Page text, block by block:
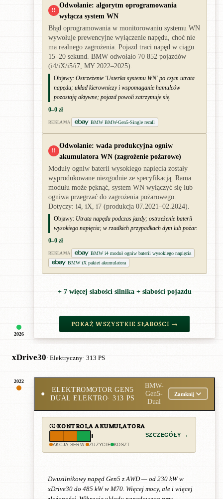
2026
!!
Odwołanie: algorytm oprogramowania
wyłącza system WN
Błąd oprogramowania w monitorowaniu systemu WN
wywołuje prewencyjne wyłączenie napędu, choć nie
ma realnego zagrożenia. Pojazd traci napęd w ciągu
15–20 sekund. BMW odwołało 70 852 pojazdów
(i4/iX/i5/i7, MY 2022–2025).
Objawy: Ostrzeżenie 'Usterka systemu WN' po czym utrata
napędu; układ kierowniczy i wspomaganie hamulców
pozostają aktywne; pojazd powoli zatrzymuje się.
0–0 zł
REKLAMA BMW BMW-Gen5-Single recall
!!
Odwołanie: wada produkcyjna ogniw
akumulatora WN (zagrożenie pożarowe)
Moduły ogniw baterii wysokiego napięcia zostały
wyprodukowane niezgodnie ze specyfikacją. Rama
modułu może pęknąć, system WN wyłączyć się lub
ogniwa przegrzać do zagrożenia pożarowego.
Dotyczy: i4, iX, i7 (produkcja 07.2021–02.2024).
Objawy: Utrata napędu podczas jazdy; ostrzeżenie baterii
wysokiego napięcia; w rzadkich przypadkach dym lub pożar.
0–0 zł
REKLAMA
BMW i4 moduł ogniw baterii wysokiego napięcia
BMW iX pakiet akumulatora
+ 7 więcej słabości silnika + słabości pojazdu
POKAŻ WSZYSTKIE SŁABOŚCI →
xDrive30· Elektryczny· 313 PS
2022
●
ELEKTROMOTOR GEN5
DUAL ELEKTRO· 313 PS
BMW-
Gen5-
Dual
Zamknij
KONTROLA AKUMULATORA
AKCJA SERW. ZUŻYCIE KOSZT
SZCZEGÓŁY →
Dwusilnikowy napęd Gen5 z AWD — od 230 kW w
xDrive30 do 485 kW w M70. Więcej mocy, ale i więcej